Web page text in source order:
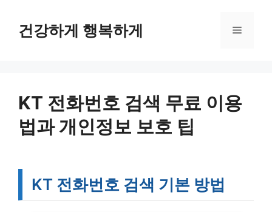
건강하게 행복하게 메
KT 전화번호 검색 무료 이용
법과 개인정보 보호 팁
KT 전화번호 검색 기본 방법